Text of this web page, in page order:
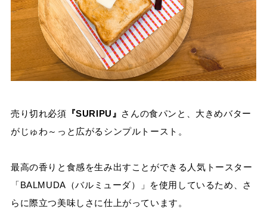
売り切れ必須 『SURIPU』 さんの食パンと、大きめバター
がじゅわ～っと広がるシンプルトースト。
最高の香りと食感を生み出すことができる人気トースター
「BALMUDA（バルミューダ）」を使用しているため、さ
らに際立つ美味しさに仕上がっています。